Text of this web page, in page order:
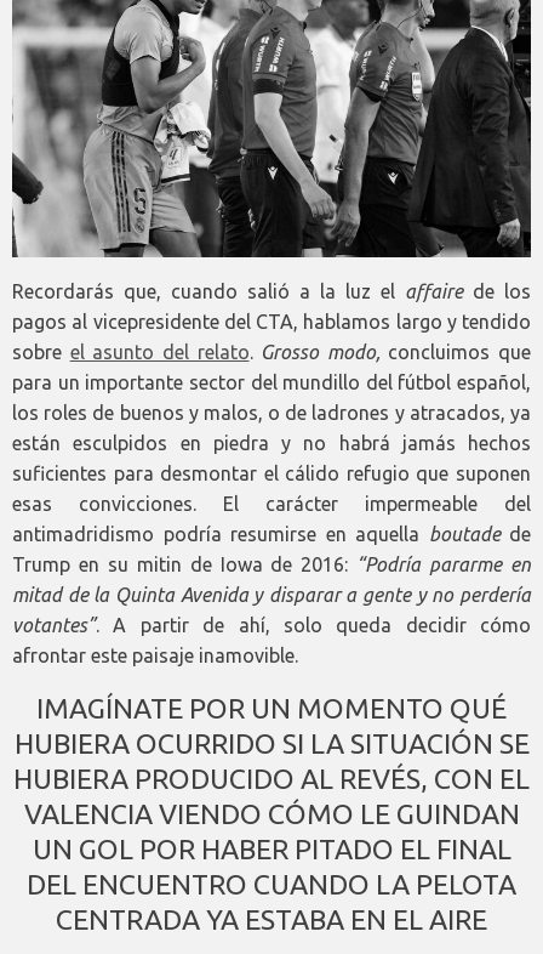
Recordarás que, cuando salió a la luz el affairede los
pagos al vicepresidente del CTA, hablamos largo y tendido
sobre el asunto del relato Grosso modo, concluimos que
para un importante sector del mundillo del fútbol español,
los roles de buenos y malos, o de ladrones y atracados, ya
están esculpidos en piedra y no habrá jamás hechos
suficientes para desmontar el cálido refugio que suponen
esas convicciones. El carácter impermeable del
antimadridismo podría resumirse en aquella boutadede
Trump en su mitin de Iowa de 2016: “Podría pararme en
mitad de la Quinta Avenida y disparar a gente y no perdería
votantes”. A partir de ahí, solo queda decidir cómo
afrontar este paisaje inamovible.
IMAGÍNATE POR UN MOMENTO QUÉ
HUBIERA OCURRIDO SI LA SITUACIÓN SE
HUBIERA PRODUCIDO AL REVÉS, CON EL
VALENCIA VIENDO CÓMO LE GUINDAN
UN GOL POR HABER PITADO EL FINAL
DEL ENCUENTRO CUANDO LA PELOTA
CENTRADA YA ESTABA EN EL AIRE